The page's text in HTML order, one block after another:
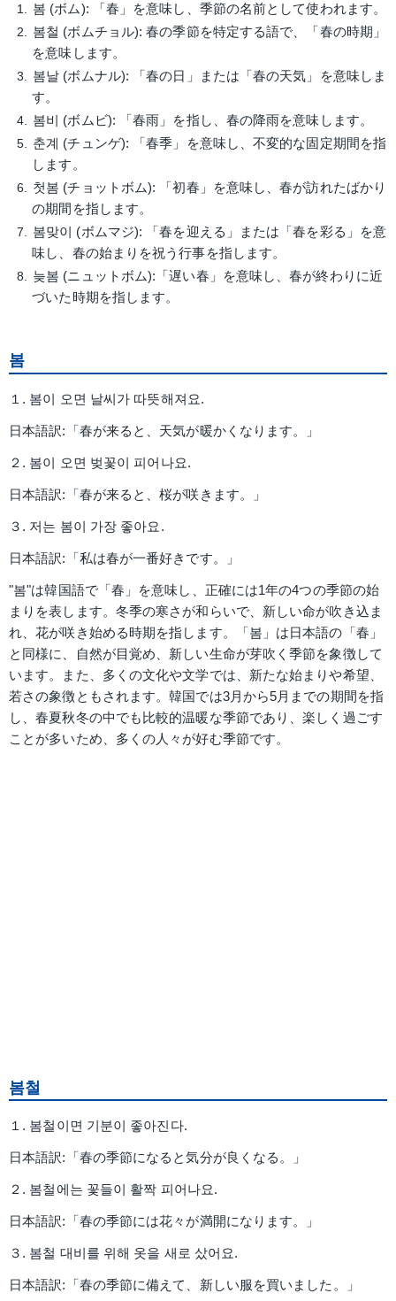
봄 (ボム): 「春」を意味し、季節の名前として使われます。
봄철 (ボムチョル): 春の季節を特定する語で、「春の時期」
を意味します。
봄날 (ボムナル): 「春の日」または「春の天気」を意味しま
す。
봄비 (ボムビ): 「春雨」を指し、春の降雨を意味します。
춘계 (チュンゲ): 「春季」を意味し、不変的な固定期間を指
します。
첫봄 (チョットボム): 「初春」を意味し、春が訪れたばかり
の期間を指します。
봄맞이 (ボムマジ): 「春を迎える」または「春を彩る」を意
味し、春の始まりを祝う行事を指します。
늦봄 (ニュットボム):「遅い春」を意味し、春が終わりに近
づいた時期を指します。
봄
１. 봄이 오면 날씨가 따뜻해져요.
日本語訳:「春が来ると、天気が暖かくなります。」
２. 봄이 오면 벚꽃이 피어나요.
日本語訳:「春が来ると、桜が咲きます。」
３. 저는 봄이 가장 좋아요.
日本語訳:「私は春が一番好きです。」
"봄"は韓国語で「春」を意味し、正確には1年の4つの季節の始
まりを表します。冬季の寒さが和らいで、新しい命が吹き込ま
れ、花が咲き始める時期を指します。「봄」は日本語の「春」
と同様に、自然が目覚め、新しい生命が芽吹く季節を象徴して
います。また、多くの文化や文学では、新たな始まりや希望、
若さの象徴ともされます。韓国では3月から5月までの期間を指
し、春夏秋冬の中でも比較的温暖な季節であり、楽しく過ごす
ことが多いため、多くの人々が好む季節です。
봄철
１. 봄철이면 기분이 좋아진다.
日本語訳:「春の季節になると気分が良くなる。」
２. 봄철에는 꽃들이 활짝 피어나요.
日本語訳:「春の季節には花々が満開になります。」
３. 봄철 대비를 위해 옷을 새로 샀어요.
日本語訳:「春の季節に備えて、新しい服を買いました。」